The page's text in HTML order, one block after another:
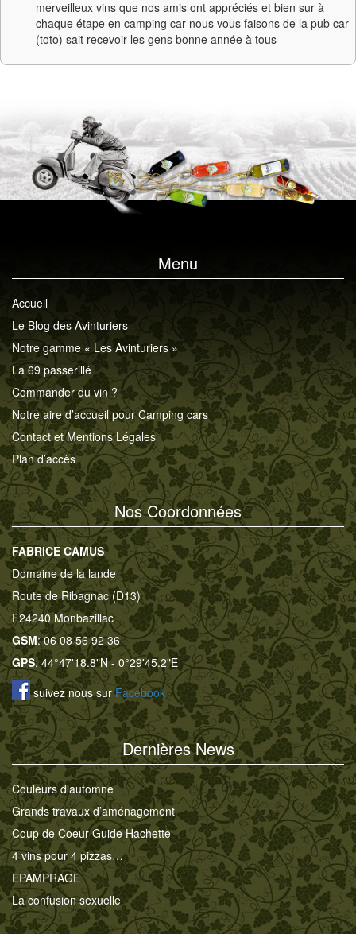
merveilleux vins que nos amis ont appréciés et bien sur à
chaque étape en camping car nous vous faisons de la pub car
(toto) sait recevoir les gens bonne année à tous
Menu
Accueil
Le Blog des Avinturiers
Notre gamme « Les Avinturiers »
La 69 passerillé
Commander du vin ?
Notre aire d’accueil pour Camping cars
Contact et Mentions Légales
Plan d’accès
Nos Coordonnées
FABRICE CAMUS
Domaine de la lande
Route de Ribagnac (D13)
F24240 Monbazillac
GSM: 06 08 56 92 36
GPS: 44°47'18.8"N - 0°29'45.2"E
suivez nous surFacebook
Dernières News
Couleurs d’automne
Grands travaux d’aménagement
Coup de Coeur Guide Hachette
4 vins pour 4 pizzas…
EPAMPRAGE
La confusion sexuelle